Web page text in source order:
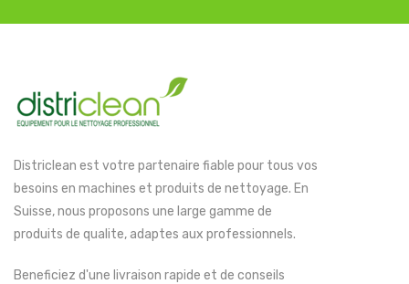
Districlean est votre partenaire fiable pour tous vos
besoins en machines et produits de nettoyage. En
Suisse, nous proposons une large gamme de
produits de qualite, adaptes aux professionnels.
Beneficiez d'une livraison rapide et de conseils